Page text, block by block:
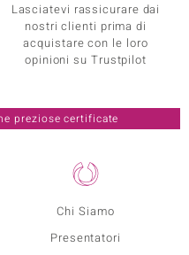
Chi Siamo
Presentatori
Lasciatevi rassicurare dai
nostri clienti prima di
acquistare con le loro
opinioni su Trustpilot
preziose certificate